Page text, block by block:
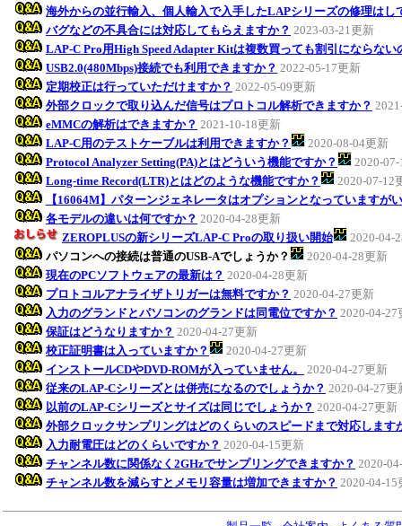
海外からの並行輸入、個人輸入で入手したLAPシリーズの修理はし
バグなどの不具合には対応してもらえますか？ 2023-03-21更新
LAP-C Pro用High Speed Adapter Kitは複数買っても割引にならない
USB2.0(480Mbps)接続でも利用できますか？ 2022-05-17更新
定期校正は行っていただけますか？ 2022-05-09更新
外部クロックで取り込んだ信号はプロトコル解析できますか？
eMMCの解析はできますか？ 2021-10-18更新
LAP-C用のテストケーブルは利用できますか？
2020-08-04更新
Protocol Analyzer Setting(PA)とはどういう機能ですか？
2020-
Long-time Record(LTR)とはどのような機能ですか？
2020-07-12
【16064M】パターンジェネレータはオプションとなっていますが
各モデルの違いは何ですか？ 2020-04-28更新
ZEROPLUSの新シリーズLAP-C Proの取り扱い開始
2020-04-
パソコンへの接続は普通のUSB-Aでしょうか？
2020-04-28更新
現在のPCソフトウェアの最新は？ 2020-04-28更新
プロトコルアナライザトリガーは無料ですか？ 2020-04-27更新
入力のグランドとパソコンのグランドは同電位ですか？ 2020-04-27
保証はどうなりますか？ 2020-04-27更新
校正証明書は入っていますか？
2020-04-27更新
インストールCDやDVD-ROMが入っていません。
2020-04-27更新
従来のLAP-Cシリーズとは併売になるのでしょうか？ 2020-04-27更
以前のLAP-Cシリーズとサイズは同じでしょうか？ 2020-04-27更新
外部クロックサンプリングはどのくらいのスピードまで対応します
入力耐電圧はどのくらいですか？ 2020-04-15更新
チャンネル数に関係なく2GHzでサンプリングできますか？ 2020-
チャンネル数を減らすとメモリ容量は増加できますか？ 2020-04-15